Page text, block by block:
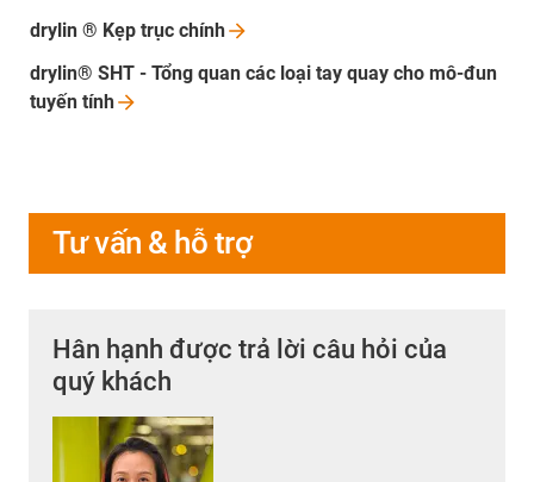
drylin ® Kẹp trục chính
drylin® SHT - Tổng quan các loại tay quay cho mô-đun
tuyến tính
Tư vấn & hỗ trợ
Hân hạnh được trả lời câu hỏi của
quý khách